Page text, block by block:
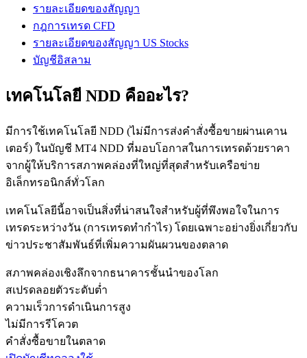
รายละเอียดของสัญญา
กฎการเทรด CFD
รายละเอียดของสัญญา US Stocks
บัญชีอิสลาม
เทคโนโลยี NDD คืออะไร?
มีการใช้เทคโนโลยี NDD (ไม่มีการส่งคำสั่งซื้อขายผ่านเคาน
เตอร์) ในบัญชี MT4 NDD ที่มอบโอกาสในการเทรดด้วยราคา
จากผู้ให้บริการสภาพคล่องที่ใหญ่ที่สุดสำหรับเครือข่าย
อิเล็กทรอนิกส์ทั่วโลก
เทคโนโลยีนี้อาจเป็นสิ่งที่น่าสนใจสำหรับผู้ที่พึงพอใจในการ
เทรดระหว่างวัน (การเทรดทำกำไร) โดยเฉพาะอย่างยิ่งเกี่ยวกับ
ข่าวประชาสัมพันธ์ที่เพิ่มความผันผวนของตลาด
สภาพคล่องเชิงลึกจากธนาคารชั้นนำของโลก
สเปรดลอยตัวระดับต่ำ
ความเร็วการดำเนินการสูง
ไม่มีการรีโควต
คำสั่งซื้อขายในตลาด